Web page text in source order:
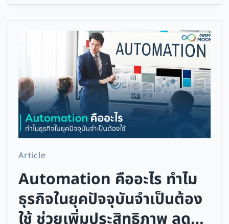
Article
Automation คืออะไร ทำไม
ธุรกิจในยุคปัจจุบันจำเป็นต้อง